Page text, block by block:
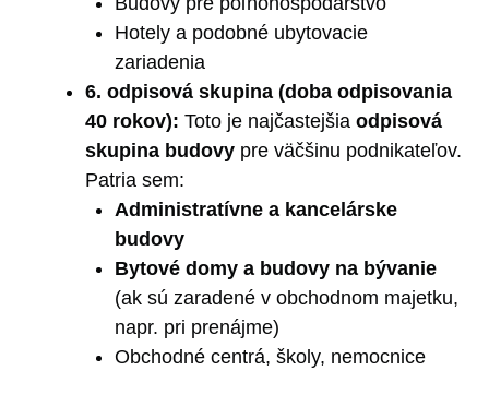
Hotely a podobné ubytovacie
zariadenia
6. odpisová skupina (doba odpisovania
40 rokov): Toto je najčastejšia odpisová
skupina budovy pre väčšinu podnikateľov.
Patria sem:
Administratívne a kancelárske
budovy
Bytové domy a budovy na bývanie
(ak sú zaradené v obchodnom majetku,
napr. pri prenájme)
Obchodné centrá, školy, nemocnice